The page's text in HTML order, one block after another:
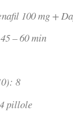
100 mg +
– 60 min
8
pillole